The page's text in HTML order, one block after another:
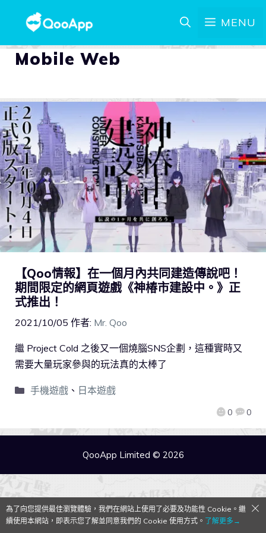
MENU
Mobile Web
【Qoo情報】在一個月內共同建造傳說吧！
期間限定的網頁遊戲《神椿市建設中。》正
式推出！
2021/10/05 作者: Mr. Qoo
0 0
繼 Project Cold 之後又一個燒腦SNS企劃，這種實時又
需要大量玩家參與的玩法真的太棒了
手機遊戲、 日本遊戲
QooApp Limited © 2026
為了向您提供最佳瀏覽體驗，我們在網站上使用了必要及功能性 Cookie。繼
續使用本網站，即表示您了解並同意我們的 Cookie 使用方式。 了解更多→